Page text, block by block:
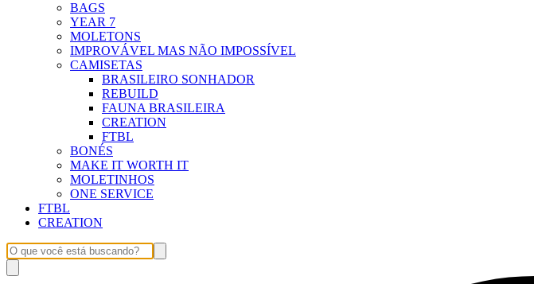
BAGS
YEAR 7
MOLETONS
IMPROVÁVEL MAS NÃO IMPOSSÍVEL
CAMISETAS
BRASILEIRO SONHADOR
REBUILD
FAUNA BRASILEIRA
CREATION
FTBL
BONÉS
MAKE IT WORTH IT
MOLETINHOS
ONE SERVICE
FTBL
CREATION